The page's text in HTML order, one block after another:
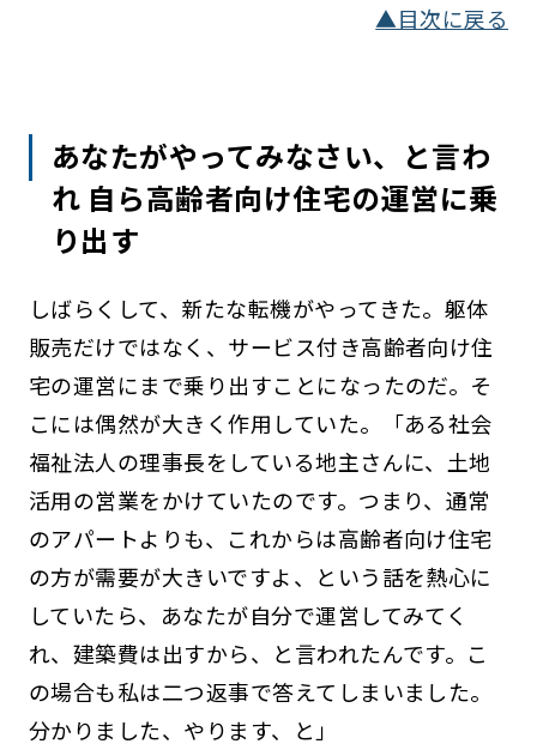
▲目次に戻る
あなたがやってみなさい、と言わ
れ 自ら高齢者向け住宅の運営に乗
り出す
しばらくして、新たな転機がやってきた。躯体
販売だけではなく、サービス付き高齢者向け住
宅の運営にまで乗り出すことになったのだ。そ
こには偶然が大きく作用していた。「ある社会
福祉法人の理事長をしている地主さんに、土地
活用の営業をかけていたのです。つまり、通常
のアパートよりも、これからは高齢者向け住宅
の方が需要が大きいですよ、という話を熱心に
していたら、あなたが自分で運営してみてく
れ、建築費は出すから、と言われたんです。こ
の場合も私は二つ返事で答えてしまいました。
分かりました、やります、と」